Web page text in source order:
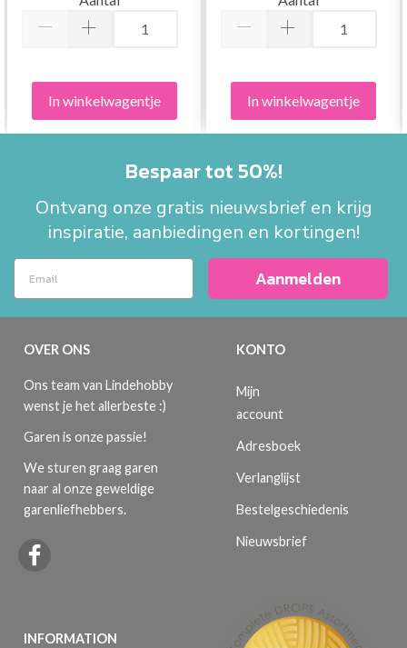
In winkelwagentje In winkelwagentje
Bespaar tot 50%!
Ontvang onze gratis nieuwsbrief en krijg
inspiratie, aanbiedingen en kortingen!
Aanmelden
OVER ONS
Ons team van Lindehobby
wenst je het allerbeste :)
Garen is onze passie!
We sturen graag garen
naar al onze geweldige
garenliefhebbers.
INFORMATION
KONTO
Mijn
account
Adresboek
Verlanglijst
Bestelgeschiedenis
Nieuwsbrief